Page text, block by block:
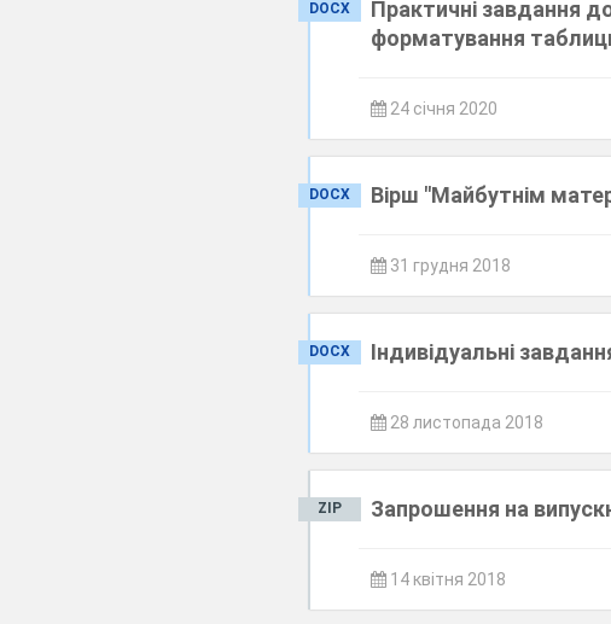
DOCX
Практичні завдання
форматування
24 січня 2020
DOCX Вірш "Майбутнім
31 грудня 2018
DOCX Індивідуальні
28 листопада 2018
ZIP Запрошення на
14 квітня 2018